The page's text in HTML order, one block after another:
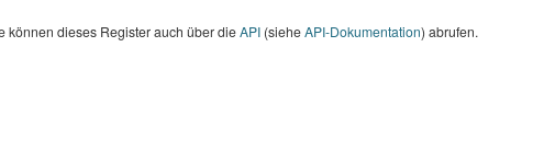
können dieses Register auch über dieAPI(sieheAPI-Dokumentation) abrufen.